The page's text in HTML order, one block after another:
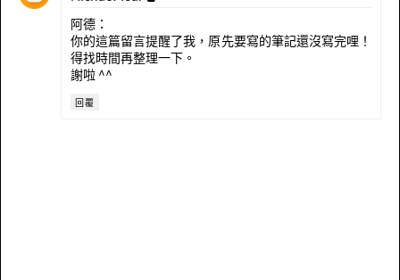
阿德：
你的這篇留言提醒了我，原先要寫的筆記還沒寫完哩！
得找時間再整理一下。
謝啦 ^^
回覆